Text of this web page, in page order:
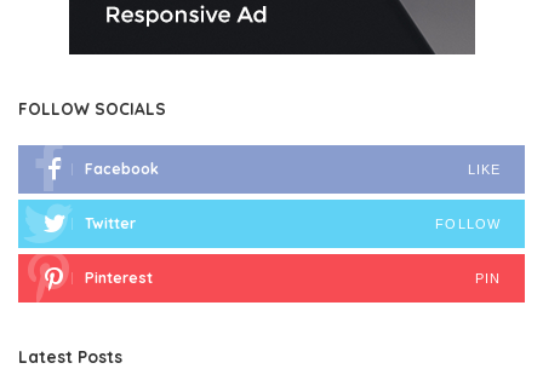
FOLLOW SOCIALS
Facebook LIKE
Twitter FOLLOW
Pinterest PIN
Latest Posts